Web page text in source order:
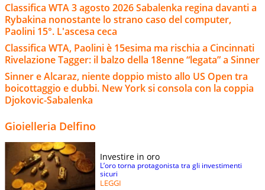
Classifica WTA 3 agosto 2026 Sabalenka regina davanti a
Rybakina nonostante lo strano caso del computer,
Paolini 15°. L'ascesa ceca
Classifica WTA, Paolini è 15esima ma rischia a Cincinnati
Rivelazione Tagger: il balzo della 18enne “legata” a Sinner
Sinner e Alcaraz, niente doppio misto allo US Open tra
boicottaggio e dubbi. New York si consola con la coppia
Djokovic-Sabalenka
Gioielleria Delfino
Investire in oro
L’oro torna protagonista tra gli investimenti
sicuri
LEGGI